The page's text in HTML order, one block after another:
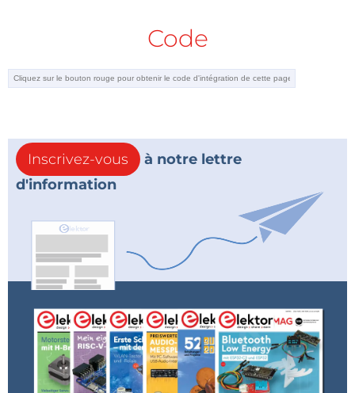
programmation, de l'électronique numérique aidera
C++ facilitera la compréhension des programmes qui
comprendre le code source des différentes
simulations.
le dépôt
GitHub de l'auteur
Prix d'introduction: 32,50 €
Code
Inscrivez-vous
à notre lettre
d'information